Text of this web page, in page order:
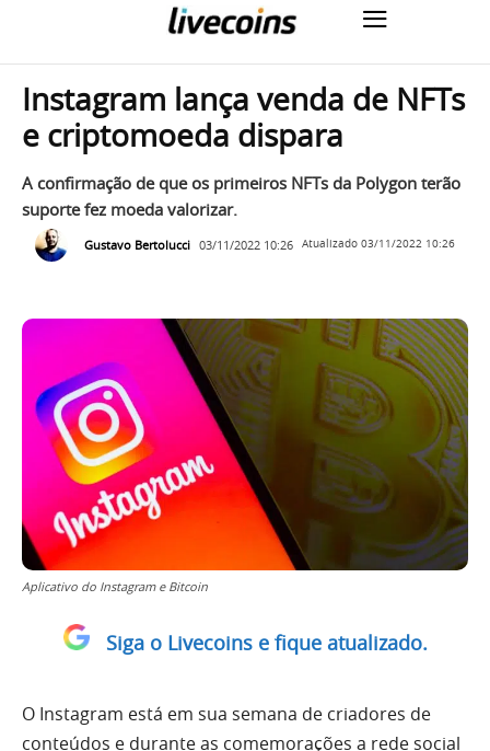
Instagram lança venda de NFTs
e criptomoeda dispara
A confirmação de que os primeiros NFTs da Polygon terão
suporte fez moeda valorizar.
Gustavo Bertolucci 03/11/2022 10:26 Atualizado 03/11/2022 10:26
Aplicativo do Instagram e Bitcoin
Siga o Livecoins e fique atualizado.
O Instagram está em sua semana de criadores de
conteúdos e durante as comemorações a rede social